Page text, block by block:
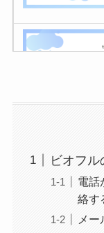
ビオフ
電話
絡す
メー